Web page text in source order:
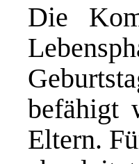
Die
befähigt
Eltern.